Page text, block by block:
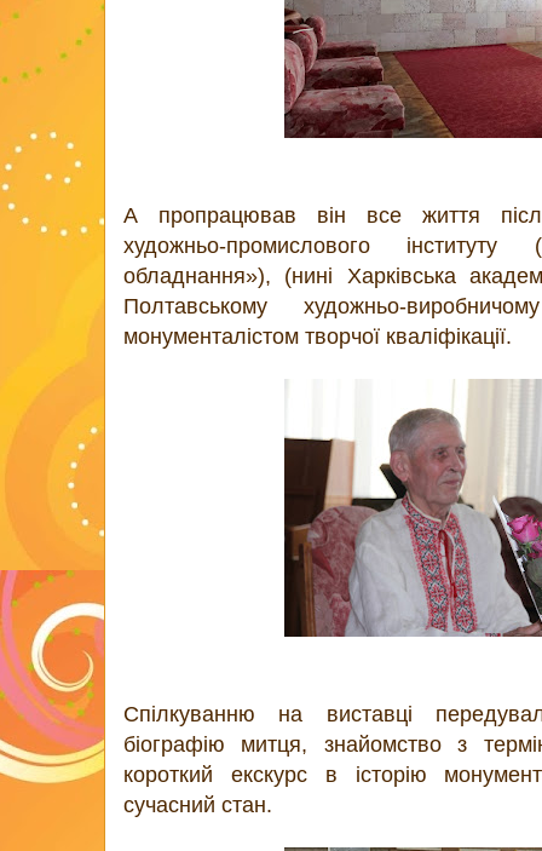
А пропрацював він все життя після
художньо-промислового
обладнання»), (нині Харківська
Полтавському художньо-
монументалістом творчої кваліфікації.
Спілкуванню на виставці
біографію митця, знайомство з
короткий екскурс в історію
сучасний стан.